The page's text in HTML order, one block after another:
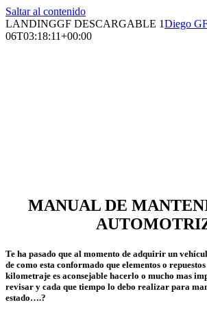
Saltar al contenido
LANDINGGF DESCARGABLE 1Diego
06T03:18:11+00:00
MANUAL DE
Te ha pasado que al momento de adquirir un
de como esta conformado que elementos o
kilometraje es aconsejable hacerlo o mucho mas
revisar y cada que tiempo lo debo realizar para
estado….?